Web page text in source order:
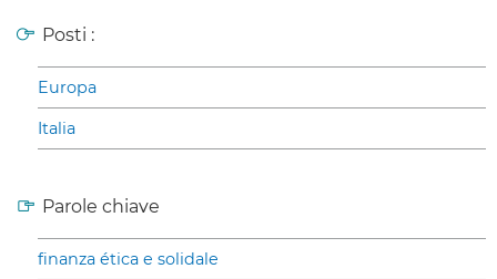
Posti :
Europa
Italia
Parole chiave
finanza ética e solidale